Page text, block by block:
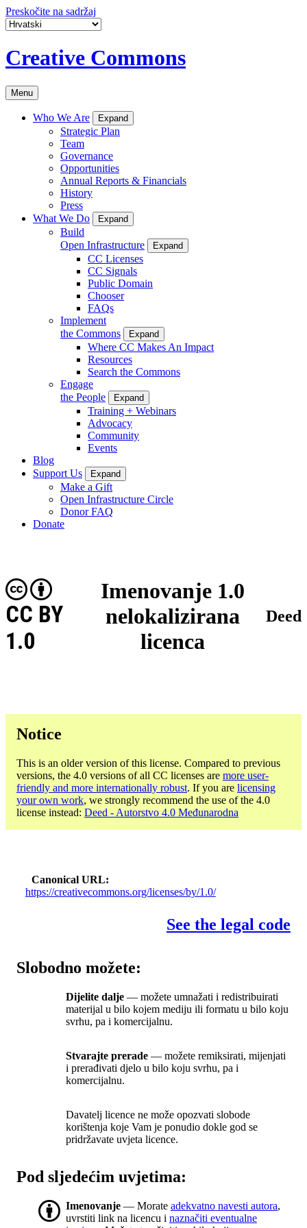
Preskočite na sadržaj
Creative Commons
Menu
Who We Are Expand
Strategic Plan
Team
Governance
Opportunities
Annual Reports & Financials
History
Press
What We Do
Expand
Build
Open Infrastructure
Expand
CC Licenses
CC Signals
Public Domain
Chooser
FAQs
Implement
the Commons
Expand
Where CC Makes An Impact
Resources
Search the Commons
Engage
the People
Expand
Training + Webinars
Advocacy
Community
Events
Blog
Support Us
Expand
Make a Gift
Open Infrastructure Circle
Donor FAQ
Donate
Imenovanje 1.0
nelokalizirana
licenca
CC BY
1.0
Deed
Notice
This is an older version of this license. Compared to previous
versions, the 4.0 versions of all CC licenses are more user-
friendly and more internationally robust. If you are licensing
your own work, we strongly recommend the use of the 4.0
license instead: Deed - Autorstvo 4.0 Međunarodna
Canonical URL
https://creativecommons.org/licenses/by/1.0/
See the legal code
Slobodno možete:
Dijelite dalje — možete umnažati i redistribuirati
materijal u bilo kojem mediju ili formatu u bilo koju
svrhu, pa i komercijalnu.
Stvarajte prerade — možete remiksirati, mijenjati
i prerađivati djelo u bilo koju svrhu, pa i
komercijalnu.
Davatelj licence ne može opozvati slobode
korištenja koje Vam je ponudio dokle god se
pridržavate uvjeta licence.
Pod sljedećim uvjetima:
Imenovanje — Morate adekvatno navesti autora,
uvrstiti link na licencu i naznačiti eventualne